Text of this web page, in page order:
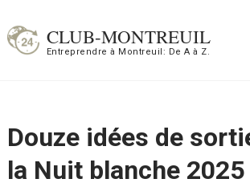
au
contenu
CLUB-MONTREUIL
Entreprendre à Montreuil: De A à Z.
Douze idées de
la Nuit blanche